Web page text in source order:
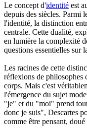
Le concept d'identité est
depuis des siècles. Parmi
l'identité, la distinction
centrale. Cette dualité,
en lumière la complexité
questions essentielles sur
Les racines de cette
réflexions de philosophes
corps. Mais c'est
l'émergence du sujet
"je" et du "moi" prend
donc je suis", Descartes
comme être pensant, doué